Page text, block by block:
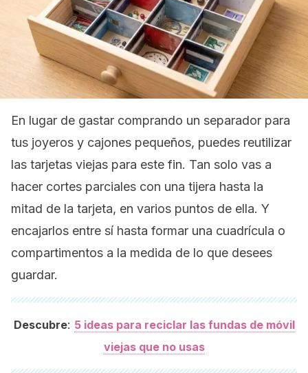
En lugar de gastar comprando un separador para
tus joyeros y cajones pequeños, puedes reutilizar
las tarjetas viejas para este fin. Tan solo vas a
hacer cortes parciales con una tijera hasta la
mitad de la tarjeta, en varios puntos de ella. Y
encajarlos entre sí hasta formar una cuadrícula o
compartimentos a la medida de lo que desees
guardar.
Descubre: 5 ideas para reciclar las fundas de móvil
viejas que no usas